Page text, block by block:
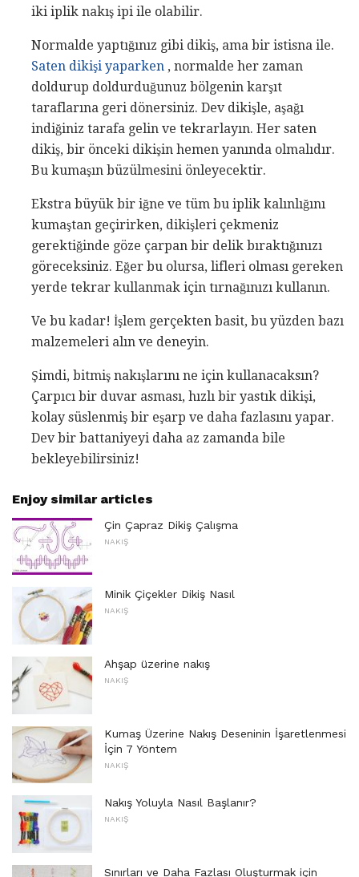
iki iplik nakış ipi ile olabilir.
Normalde yaptığınız gibi dikiş, ama bir istisna ile.
Saten dikişi yaparken , normalde her zaman
doldurup doldurduğunuz bölgenin karşıt
taraflarına geri dönersiniz. Dev dikişle, aşağı
indiğiniz tarafa gelin ve tekrarlayın. Her saten
dikiş, bir önceki dikişin hemen yanında olmalıdır.
Bu kumaşın büzülmesini önleyecektir.
Ekstra büyük bir iğne ve tüm bu iplik kalınlığını
kumaştan geçirirken, dikişleri çekmeniz
gerektiğinde göze çarpan bir delik bıraktığınızı
göreceksiniz. Eğer bu olursa, lifleri olması gereken
yerde tekrar kullanmak için tırnağınızı kullanın.
Ve bu kadar! İşlem gerçekten basit, bu yüzden bazı
malzemeleri alın ve deneyin.
Şimdi, bitmiş nakışlarını ne için kullanacaksın?
Çarpıcı bir duvar asması, hızlı bir yastık dikişi,
kolay süslenmiş bir eşarp ve daha fazlasını yapar.
Dev bir battaniyeyi daha az zamanda bile
bekleyebilirsiniz!
Enjoy similar articles
Çin Çapraz Dikiş Çalışma
NAKIŞ
Minik Çiçekler Dikiş Nasıl
NAKIŞ
Ahşap üzerine nakış
NAKIŞ
Kumaş Üzerine Nakış Deseninin İşaretlenmesi
İçin 7 Yöntem
NAKIŞ
Nakış Yoluyla Nasıl Başlanır?
NAKIŞ
Sınırları ve Daha Fazlası Oluşturmak için